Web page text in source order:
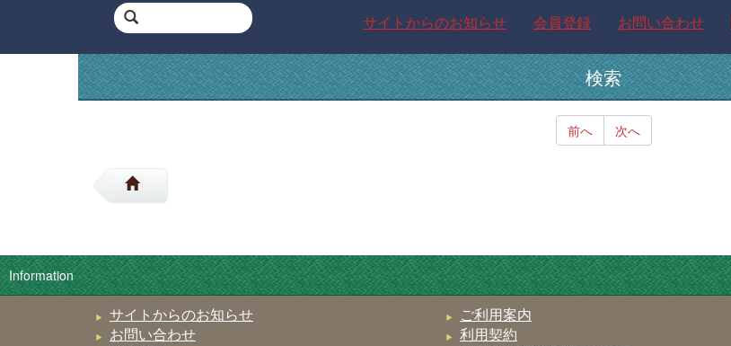
サイトからのお知らせ 会員登録 お問い合わせ
検索
前へ 次へ
Information
サイトからのお知らせ ご利用案内
お問い合わせ
利用契約